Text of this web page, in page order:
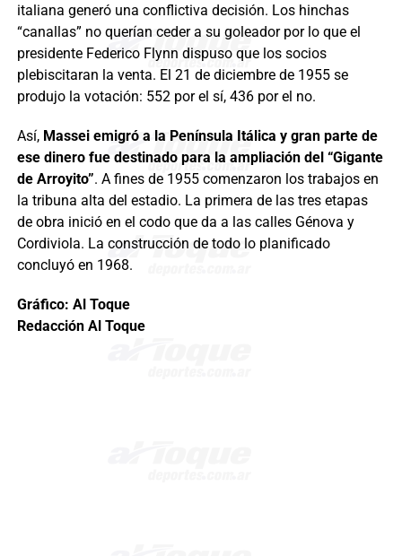
italiana generó una conflictiva decisión. Los hinchas
“canallas” no querían ceder a su goleador por lo que el
presidente Federico Flynn dispuso que los socios
plebiscitaran la venta. El 21 de diciembre de 1955 se
produjo la votación: 552 por el sí, 436 por el no.
Así, Massei emigró a la Península Itálica y gran parte de
ese dinero fue destinado para la ampliación del “Gigante
de Arroyito”. A fines de 1955 comenzaron los trabajos en
la tribuna alta del estadio. La primera de las tres etapas
de obra inició en el codo que da a las calles Génova y
Cordiviola. La construcción de todo lo planificado
concluyó en 1968.
Gráfico: Al Toque
Redacción Al Toque